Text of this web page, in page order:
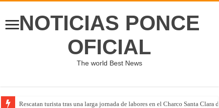
NOTICIAS PONCE
OFICIAL
The world Best News
Rescatan turista tras una larga jornada de labores en el Charco Santa Clara